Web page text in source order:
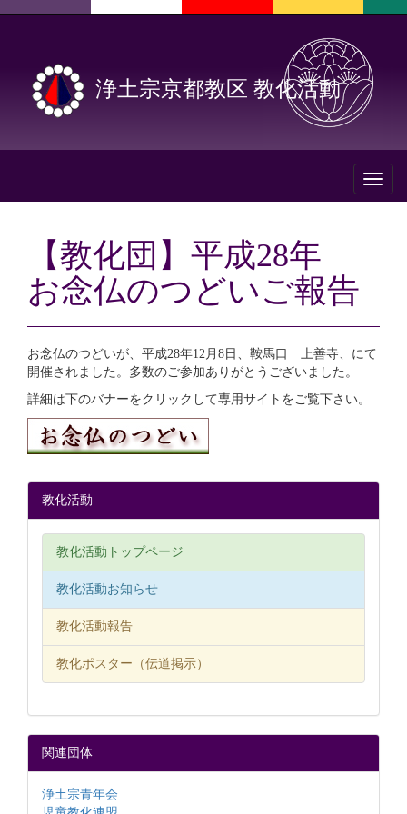
浄土宗京都教区 教化活動
Toggle
【教化団】平成28年
お念仏のつどいご報告
お念仏のつどいが、平成28年12月8日、鞍馬口 上善寺、にて
開催されました。多数のご参加ありがとうございました。
詳細は下のバナーをクリックして専用サイトをご覧下さい。
教化活動
教化活動トップページ
教化活動お知らせ
教化活動報告
教化ポスター（伝道掲示）
関連団体
浄土宗青年会